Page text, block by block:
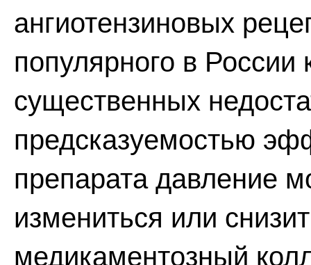
ангиотензиновых
популярного в
существенных
предсказуемостью
препарата давление
измениться или
медикаментозный